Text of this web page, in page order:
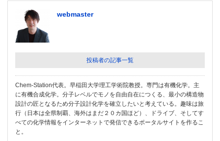
webmaster
投稿者の記事一覧
Chem-Station代表。早稲田大学理工学術院教授。専門は有機化学。主
に有機合成化学。分子レベルでモノを自由自在につくる、最小の構造物
設計の匠となるため分子設計化学を確立したいと考えている。趣味は旅
行（日本は全県制覇、海外はまだ２０カ国ほど）、ドライブ、そしてす
べての化学情報をインターネットで発信できるポータルサイトを作るこ
と。